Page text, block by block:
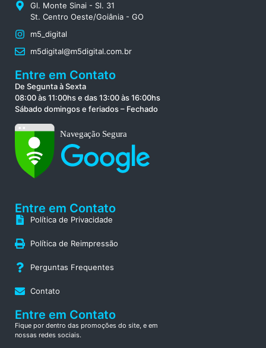
Gl. Monte Sinai - Sl. 31
St. Centro Oeste/Goiânia - GO
m5_digital
m5digital@m5digital.com.br
Entre em Contato
De Segunta à Sexta
08:00 às 11:00hs e das 13:00 às 16:00hs
Sábado domingos e feriados – Fechado
Entre em Contato
Política de Privacidade
Política de Reimpressão
Perguntas Frequentes
Contato
Entre em Contato
Fique por dentro das promoções do site, e em
nossas redes sociais.